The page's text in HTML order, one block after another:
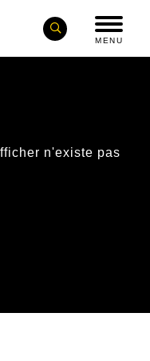
MENU
n'existe pas